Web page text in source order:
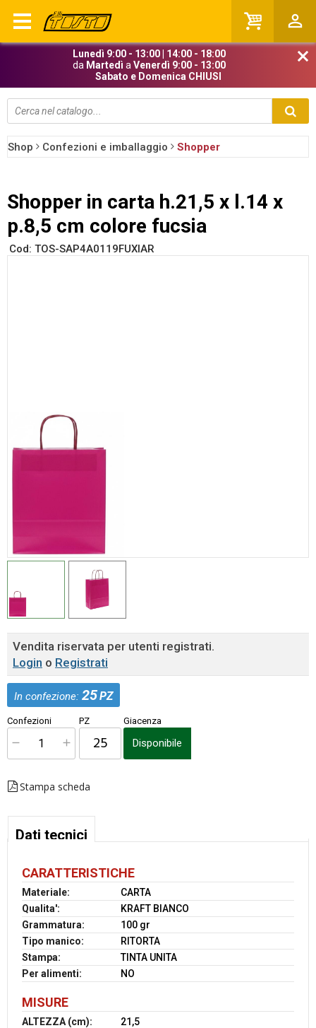
close
Lunedì 9:00 - 13:00 | 14:00 - 18:00
da Martedì a Venerdì 9:00 - 13:00
Sabato e Domenica CHIUSI
person_outline
Shop Confezioni e imballaggio Shopper
Shopper in carta h.21,5 x l.14 x
p.8,5 cm colore fucsia
Cod: TOS-SAP4A0119FUXIAR
Vendita riservata per utenti registrati.
Login o Registrati
In confezione: 25PZ
Confezioni PZ Giacenza
Disponibile
Stampa scheda
Dati tecnici
CARATTERISTICHE
Materiale:
CARTA
Qualita':
KRAFT BIANCO
Grammatura:
100 gr
Tipo manico:
RITORTA
Stampa:
TINTA UNITA
Per alimenti:
NO
MISURE
ALTEZZA (cm):
21,5